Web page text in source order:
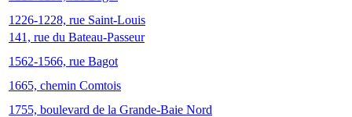
1226-1228, rue Saint-Louis
141, rue du Bateau-Passeur
1562-1566, rue Bagot
1665, chemin Comtois
1755, boulevard de la Grande-Baie Nord